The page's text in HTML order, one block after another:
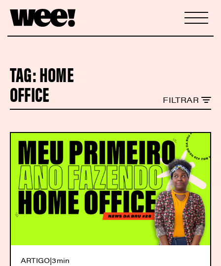
TAG:HOME
OFFICE FILTRAR
ARTIGO|3min